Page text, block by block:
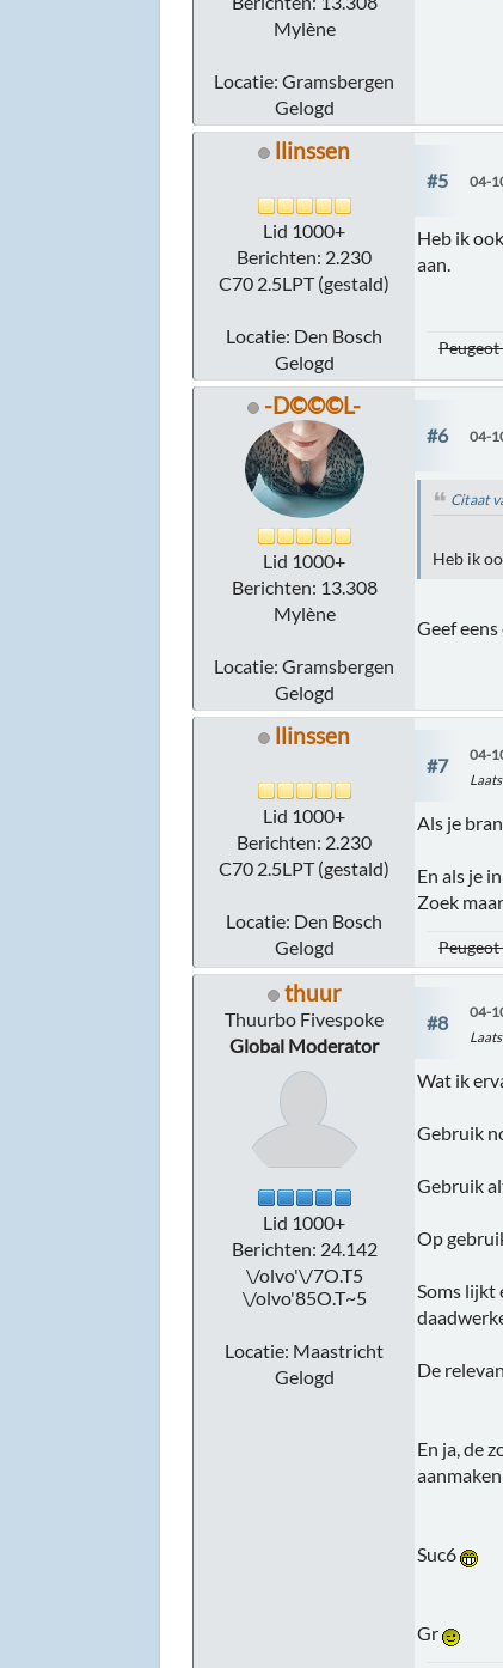
Mylène
Locatie: Gramsbergen
Gelogd
llinssen
Lid 1000+
Berichten: 2.230
C70 2.5LPT (gestald)
Locatie: Den Bosch
Gelogd
#5 04-
Heb ik
aan.
-D©©©L-
Lid 1000+
Berichten: 13.308
Mylène
Locatie: Gramsbergen
Gelogd
#6 04-
Citaat
Heb ik
Geef
llinssen
Lid 1000+
Berichten: 2.230
C70 2.5LPT (gestald)
Locatie: Den Bosch
Gelogd
#7
04-
Als je
En als je
Zoek
thuur
Thuurbo Fivespoke
Global Moderator
Lid 1000+
Berichten: 24.142
\/olvo'\/7O.T5
\/olvo'85O.T~5
Locatie: Maastricht
Gelogd
#8
04-
Wat ik
Gebruik
Gebruik
Op
Soms lijkt
De
En ja, de
Suc6
Gr